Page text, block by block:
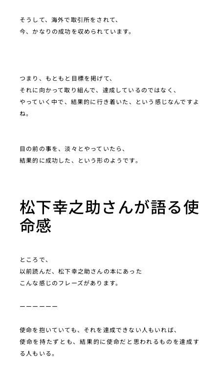
そうして、海外で取引所をされて、
今、かなりの成功を収められています。
つまり、もともと目標を掲げて、
それに向かって取り組んで、達成しているのではなく、
やっていく中で、結果的に行き着いた、という感じなんですよ
ね。
目の前の事を、淡々とやっていたら、
結果的に成功した、という形のようです。
松下幸之助さんが語る使
命感
ところで、
以前読んだ、松下幸之助さんの本にあった
こんな感じのフレーズがあります。
ーーーーーー
使命を抱いていても、それを達成できない人もいれば、
使命を持たずとも、結果的に使命だと思われるものを達成す
る人もいる。